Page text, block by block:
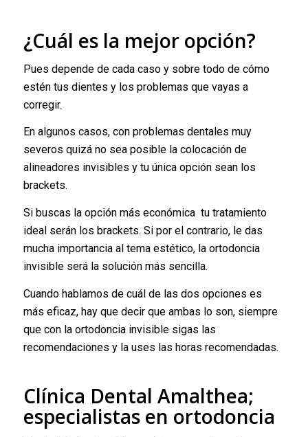
¿Cuál es la mejor opción?
Pues depende de cada caso y sobre todo de cómo
estén tus dientes y los problemas que vayas a
corregir.
En algunos casos, con problemas dentales muy
severos quizá no sea posible la colocación de
alineadores invisibles y tu única opción sean los
brackets.
Si buscas la opción más económica tu tratamiento
ideal serán los brackets. Si por el contrario, le das
mucha importancia al tema estético, la ortodoncia
invisible será la solución más sencilla.
Cuando hablamos de cuál de las dos opciones es
más eficaz, hay que decir que ambas lo son, siempre
que con la ortodoncia invisible sigas las
recomendaciones y la uses las horas recomendadas.
Clínica Dental Amalthea;
especialistas en ortodoncia